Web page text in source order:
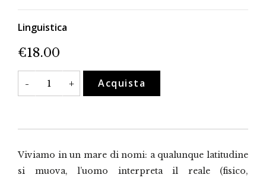
Linguistica
€18.00
-
In
Lombardia
e
+ Acquista
Viviamo in un mare di nomi: a qualunque latitudine
si muova, l’uomo interpreta il reale (fisico,